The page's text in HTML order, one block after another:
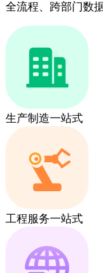
全流程、跨部门数
生产制造一站式
工程服务一站式